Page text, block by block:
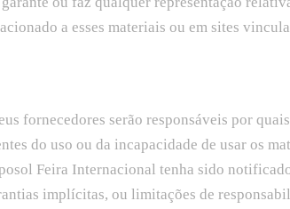
a esses materiais ou em sites
fornecedores serão responsáveis por
do uso ou da incapacidade de usar os
Feira Internacional tenha sido
implícitas, ou limitações de